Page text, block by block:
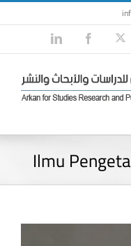
Skip
to
content
LinkedIn Facebook
Ilmu